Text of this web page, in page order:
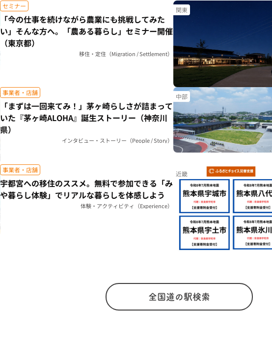
セミナー
「今の仕事を続けながら農業にも挑戦してみた
い」そんな方へ。「農ある暮らし」セミナー開催
（東京都）
移住・定住（Migration / Settlement）
関東
事業者・店舗
「まずは一回来てみ！」茅ヶ崎らしさが詰まって
いた『茅ヶ崎ALOHA』誕生ストーリー（神奈川
県）
インタビュー・ストーリー（People / Story）
中部
事業者・店舗
宇都宮への移住のススメ。無料で参加できる「み
や暮らし体験」でリアルな暮らしを体感しよう
体験・アクティビティ（Experience）
近畿
全国道の駅検索